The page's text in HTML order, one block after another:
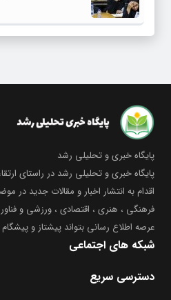
پایگاه خبری و تحلیلی رشد
پایگاه خبری و تحلیلی رشد در راستای
اقدام به انتشار اخبار و مقالات جدید در
فرهنگی ، هنری ، اقتصادی ، ورزشی و
عرصه اطلاع رسانی بتواند پیشتاز و
شبکه های اجتماعی
دسترسی سریع